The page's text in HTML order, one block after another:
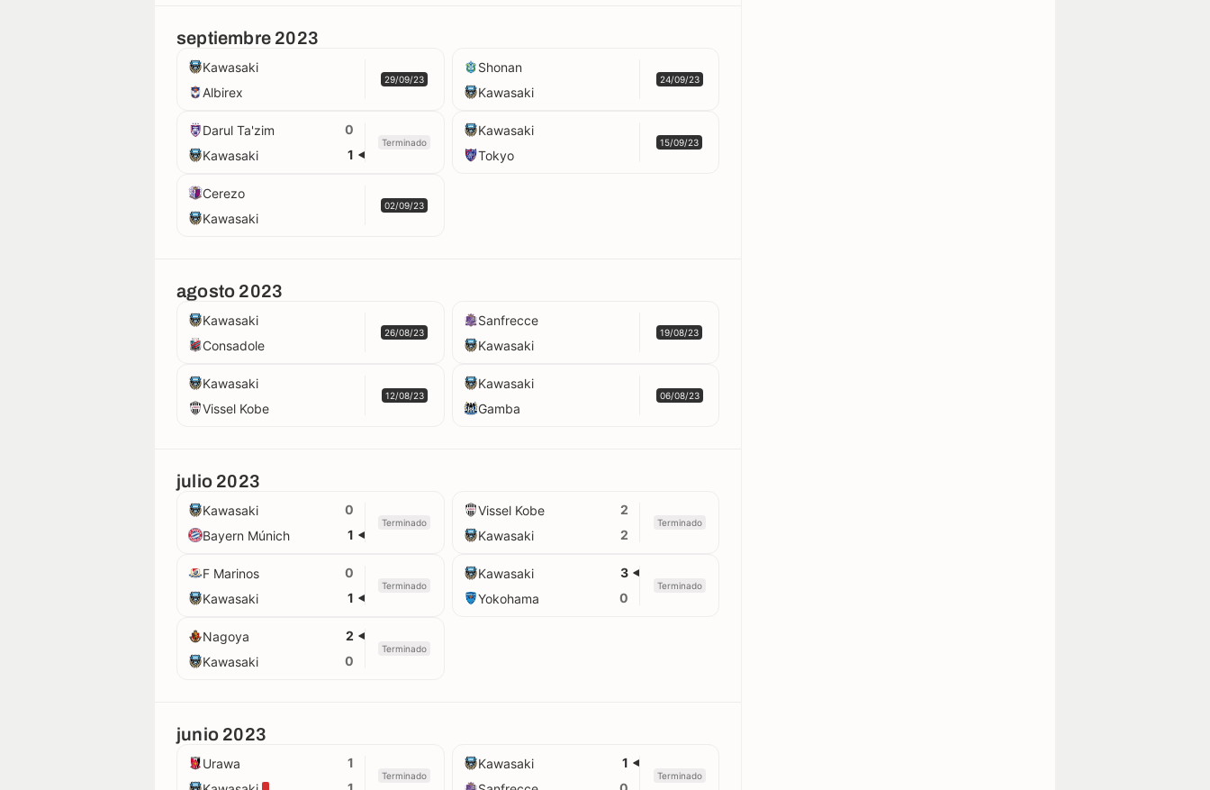
septiembre 2023
Kawasaki
Albirex
29/09/23
Shonan
Kawasaki
24/09/23
Darul Ta'zim
0
Kawasaki
1
Terminado
Kawasaki
Tokyo
15/09/23
Cerezo
Kawasaki
02/09/23
agosto 2023
Kawasaki
Consadole
26/08/23
Sanfrecce
Kawasaki
19/08/23
Kawasaki
Vissel Kobe
12/08/23
Kawasaki
Gamba
06/08/23
julio 2023
Kawasaki
0
Bayern Múnich
1
Terminado
Vissel Kobe
2
Kawasaki
2
Terminado
F Marinos
0
Kawasaki
1
Terminado
Kawasaki
3
Yokohama
0
Terminado
Nagoya
2
Kawasaki
0
Terminado
junio 2023
Urawa
1
Terminado
Kawasaki
1
Terminado